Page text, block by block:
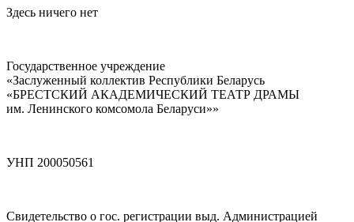
Здесь ничего нет
Государственное учреждение
«Заслуженный коллектив Республики Беларусь
«БРЕСТСКИЙ АКАДЕМИЧЕСКИЙ ТЕАТР ДРАМЫ
им. Ленинского комсомола Беларуси»»
УНП 200050561
Свидетельство о гос. регистрации выд. Администрацией